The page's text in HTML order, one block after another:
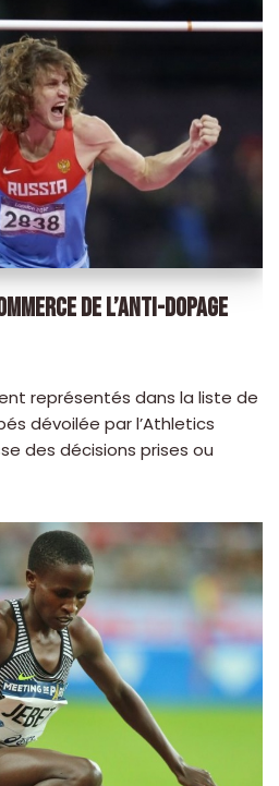
DE L’ANTI-DOPAGE
représentés dans la liste de
dévoilée par l’Athletics
des décisions prises ou